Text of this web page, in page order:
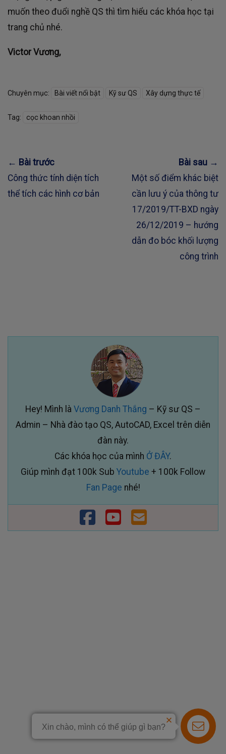
muốn theo đuổi nghề QS thì tìm hiểu các khóa học tại
trang chủ nhé.
Victor Vương,
Chuyên mục: Bài viết nổi bật Kỹ sư QS Xây dựng thực tế
Tag: cọc khoan nhồi
← Bài trước
Công thức tính diện tích
thể tích các hình cơ bản
Bài sau →
Một số điểm khác biệt
cần lưu ý của thông tư
17/2019/TT-BXD ngày
26/12/2019 – hướng
dẫn đo bóc khối lượng
công trình
Hey! Mình là Vương Danh Thắng – Kỹ sư QS –
Admin – Nhà đào tạo QS, AutoCAD, Excel trên diễn
đàn này.
Các khóa học của mình Ở ĐÂY.
Giúp mình đạt 100k Sub Youtube + 100k Follow
Fan Page nhé!
Xin chào, mình có thể giúp gì bạn?